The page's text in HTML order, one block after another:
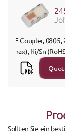
RF Coupler,
(max), Ni/Sn
Sollten Sie ein